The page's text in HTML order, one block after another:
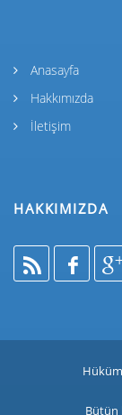
Anasayfa
Hakkımızda
İletişim
HAKKIMIZDA
Bütün